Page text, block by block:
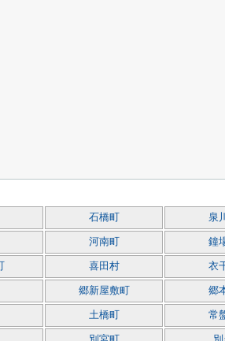
石橋町 泉
河南町 鐘
喜田村 衣
郷新屋敷町 郷
土橋町 常